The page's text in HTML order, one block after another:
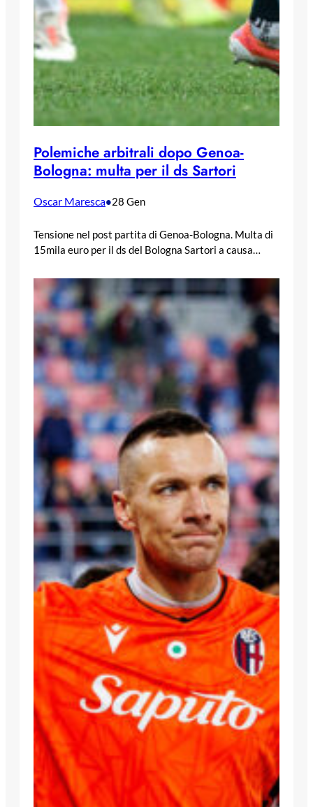
Polemiche arbitrali dopo Genoa-
Bologna: multa per il ds Sartori
Oscar Maresca•28 Gen
Tensione nel post partita di Genoa-Bologna. Multa di
15mila euro per il ds del Bologna Sartori a causa…